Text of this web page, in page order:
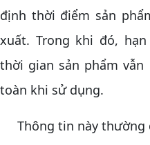
định thời điểm sản
xuất. Trong khi đó,
thời gian sản phẩm
toàn khi sử dụng.
Thông tin này thường